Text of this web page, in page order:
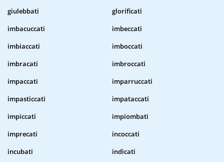
giulebbati
glorificati
imbacuccati
imbeccati
imbiaccati
imboccati
imbracati
imbroccati
impaccati
imparruccati
impasticcati
impataccati
impiccati
impiombati
imprecati
incoccati
incubati
indicati